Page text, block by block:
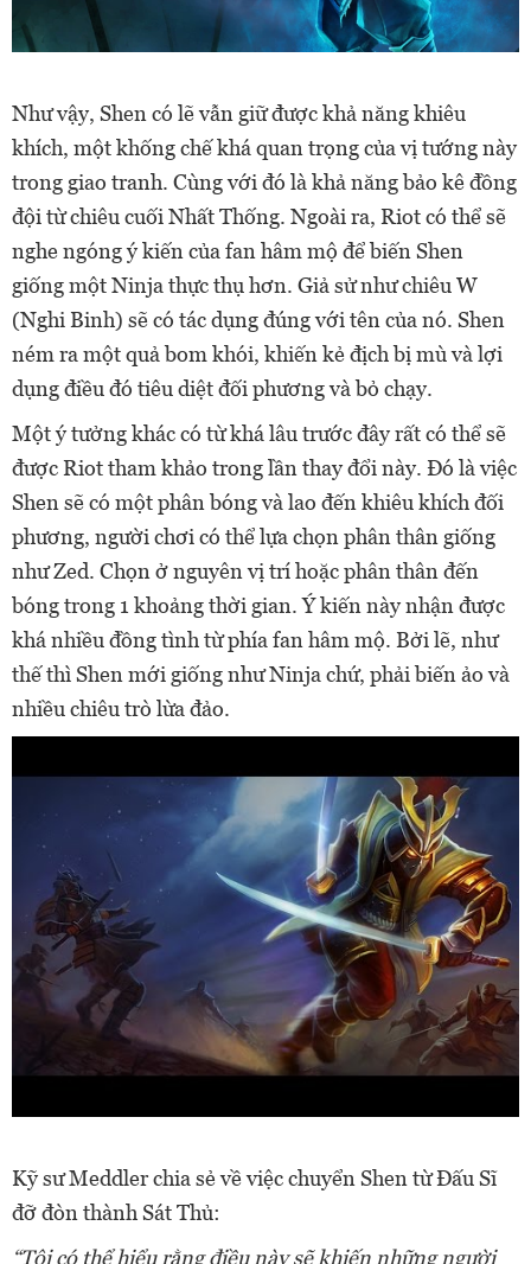
Như vậy, Shen có lẽ vẫn giữ được khả năng khiêu
khích, một khống chế khá quan trọng của vị tướng này
trong giao tranh. Cùng với đó là khả năng bảo kê đồng
đội từ chiêu cuối Nhất Thống. Ngoài ra, Riot có thể sẽ
nghe ngóng ý kiến của fan hâm mộ để biến Shen
giống một Ninja thực thụ hơn. Giả sử như chiêu W
(Nghi Binh) sẽ có tác dụng đúng với tên của nó. Shen
ném ra một quả bom khói, khiến kẻ địch bị mù và lợi
dụng điều đó tiêu diệt đối phương và bỏ chạy.
Một ý tưởng khác có từ khá lâu trước đây rất có thể sẽ
được Riot tham khảo trong lần thay đổi này. Đó là việc
Shen sẽ có một phân bóng và lao đến khiêu khích đối
phương, người chơi có thể lựa chọn phân thân giống
như Zed. Chọn ở nguyên vị trí hoặc phân thân đến
bóng trong 1 khoảng thời gian. Ý kiến này nhận được
khá nhiều đồng tình từ phía fan hâm mộ. Bởi lẽ, như
thế thì Shen mới giống như Ninja chứ, phải biến ảo và
nhiều chiêu trò lừa đảo.
Kỹ sư Meddler chia sẻ về việc chuyển Shen từ Đấu Sĩ
đỡ đòn thành Sát Thủ:
“Tôi có thể hiểu rằng điều này sẽ khiến những người